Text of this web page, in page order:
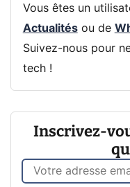
Vous êtes un
Actualitésou de
Suivez-nous pour
tech !
Inscrivez-